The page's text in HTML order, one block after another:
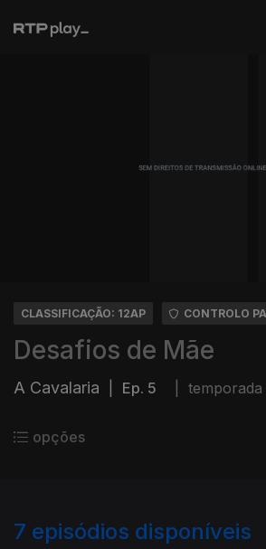
CLASSIFICAÇÃO: 12AP CONTROLO
Desafios de Mãe
A Cavalaria Ep. 5 temporada
opções
7 episódios disponíveis